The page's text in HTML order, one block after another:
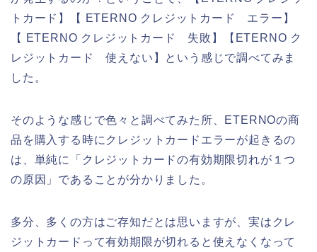
トカード】【 ETERNO クレジットカード エラー】
【 ETERNO クレジットカード 失敗】【ETERNO ク
レジットカード 使えない】という感じで調べてみま
した。
そのような感じで色々と調べてみた所、ETERNOの商
品を購入する時にクレジットカードエラーが起きるの
は、単純に「クレジットカードの有効期限切れが１つ
の原因」であることが分かりました。
多分、多くの方はご存知だとは思いますが、実はクレ
ジットカードって有効期限が切れると使えなくなって